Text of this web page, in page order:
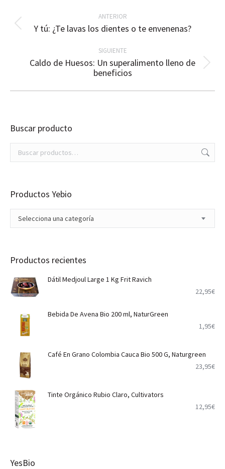
entre
ANTERIOR
Publicación
Y tú: ¿Te lavas los dientes o te envenenas?
SIGUIENTE
Publicación
siguiente:
Caldo de Huesos: Un superalimento lleno de
beneficios
Buscar producto
Productos Yebio
Selecciona una categoría
Productos recientes
Dátil Medjoul Large 1 Kg Frit Ravich
22,95€
Bebida De Avena Bio 200 ml, NaturGreen
1,95€
Café En Grano Colombia Cauca Bio 500 G, Naturgreen
23,95€
Tinte Orgánico Rubio Claro, Cultivators
12,95€
YesBio